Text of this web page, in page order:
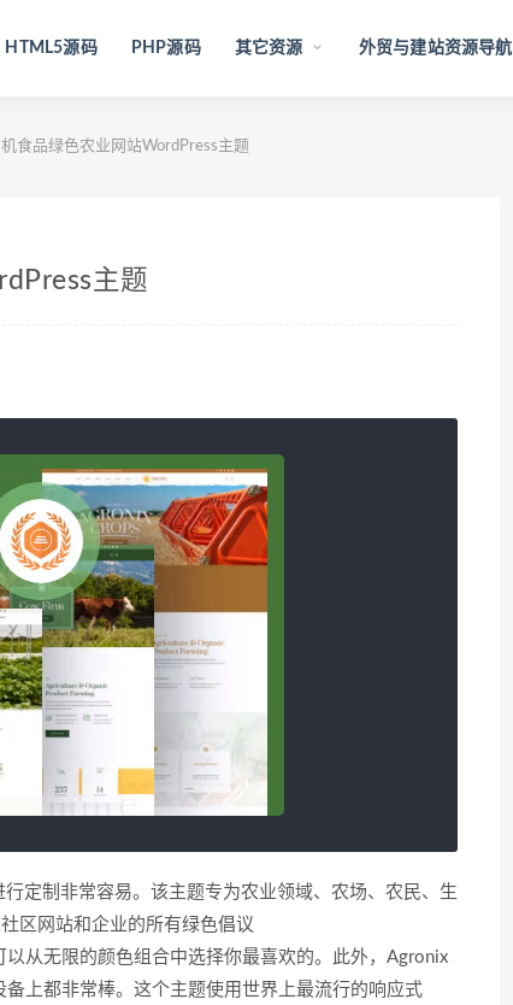
HTML5源码 PHP源码 其它资源 外贸与建站资源导航
食品绿色农业网站WordPress主题
主题
定制非常容易。该主题专为农业领域、农场、农民、生
区网站和企业的所有绿色倡议
从无限的颜色组合中选择你最喜欢的。此外，Agronix
上都非常棒。这个主题使用世界上最流行的响应式